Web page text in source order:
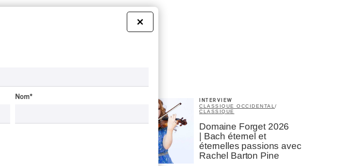
aux Îles du Bic
INTERVIEW
CLASSIQUE OCCIDENTAL /
CLASSIQUE
Domaine Forget 2026
| Bach éternel et
éternelles passions avec
Rachel Barton Pine
×
Nom*